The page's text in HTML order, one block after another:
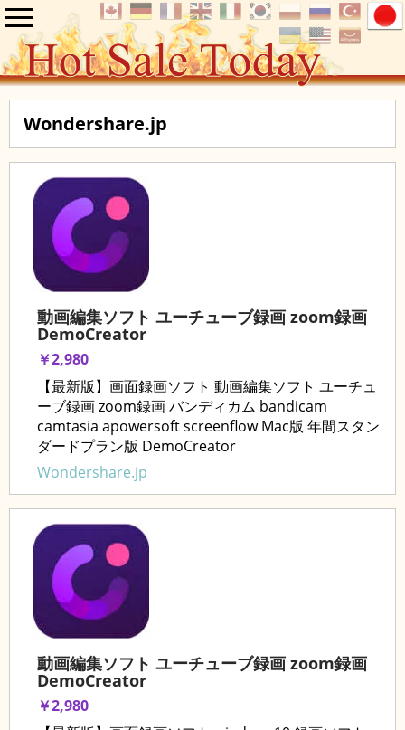
Wondershare.jp
動画編集ソフト ユーチューブ録画 zoom録画
DemoCreator
￥2,980
【最新版】画面録画ソフト 動画編集ソフト ユーチュ
ーブ録画 zoom録画 バンディカム bandicam
camtasia apowersoft screenflow Mac版 年間スタン
ダードプラン版 DemoCreator
Wondershare.jp
動画編集ソフト ユーチューブ録画 zoom録画
DemoCreator
￥2,980